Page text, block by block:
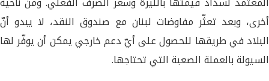
أخرى، وبعد تعثّر مفاوضات لبنان مع صندوق النقد، لا يبدو أنّ
البلاد في طريقها للحصول على أيّ دعم خارجي يمكن أن يوفّر لها
السيولة بالعملة الصعبة التي تحتاجها.